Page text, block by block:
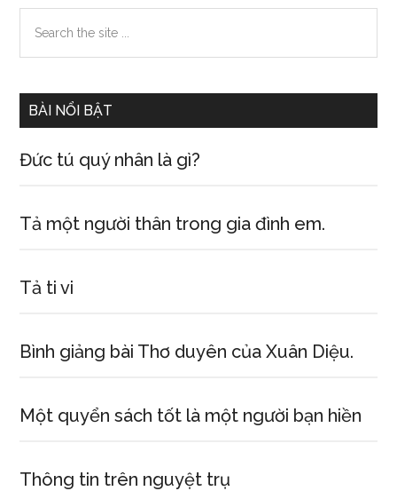
tích
thuyết
Lộc
Primary
Sidebar
the
BÀI NỔI BẬT
Đức tú quý nhân là gì?
Tả một người thân trong gia đình em.
Tả ti vi
Bình giảng bài Thơ duyên của Xuân Diệu.
Một quyển sách tốt là một người bạn hiền
Thông tin trên nguyệt trụ